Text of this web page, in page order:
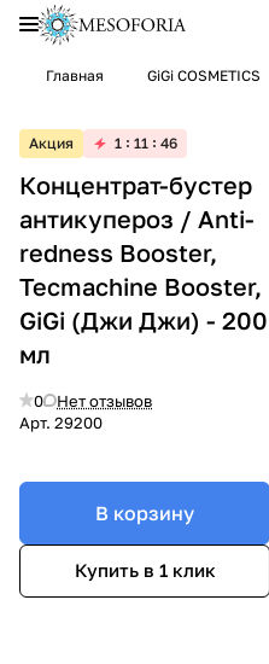
Главная GiGi COSMETICS
Акция 1 11 46
Концентрат-бустер
антикупероз / Anti-
redness Booster,
Tecmachine Booster,
GiGi (Джи Джи) - 200
мл
0
Нет отзывов
Арт. 29200
В корзину
Купить в 1 клик